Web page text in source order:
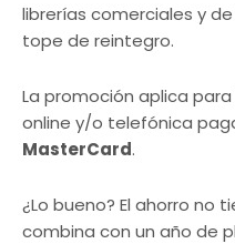
librerías comerciales y
tope de reintegro.
La promoción aplica
online y/o telefónica
MasterCard.
¿Lo bueno? El ahorro no
combina con un año de